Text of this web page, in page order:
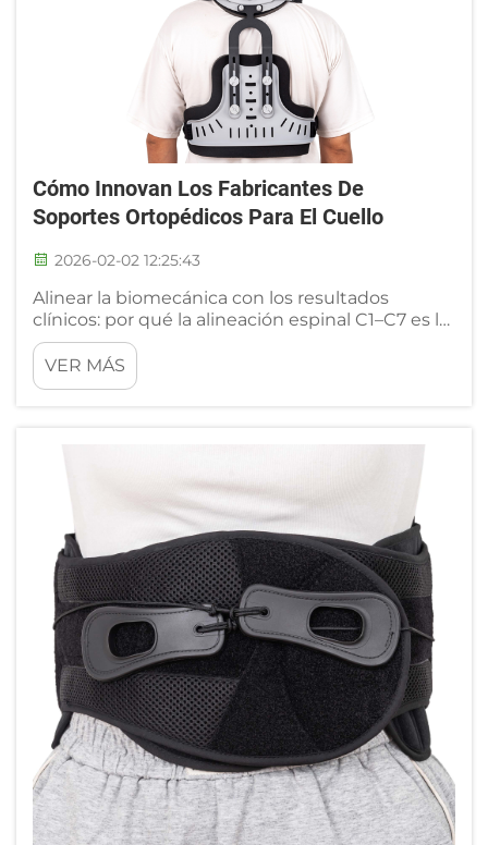
Cómo Innovan Los Fabricantes De
Soportes Ortopédicos Para El Cuello
2026-02-02 12:25:43
Alinear la biomecánica con los resultados
clínicos: por qué la alineación espinal C1–C7 es la
base ineludible para el diseño de soportes
ortopédicos para el cuello. Lograr la alineación
correcta en las vértebras cervicales, desde C1
VER MÁS